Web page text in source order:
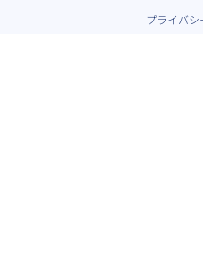
プライバシ